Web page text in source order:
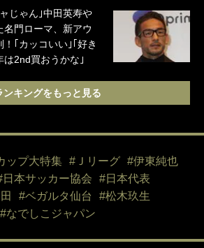
じゃん｣中田英寿や
名門ローマ、新アウ
！｢カッコいい｣｢好き
は2nd買おうかな｣
ンキングをもっと見る
ップ大特集 #Ｊリーグ
#伊東純也
日本サッカー協会
#日本代表
#ベガルタ仙台
#松木玖生
#なでしこジャパン